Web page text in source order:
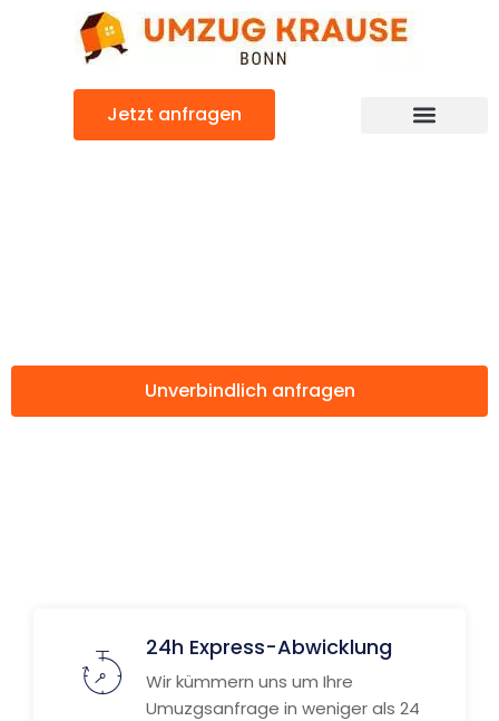
Jetzt anfragen
Unverbindlich anfragen
24h Express-Abwicklung
Wir kümmern uns um Ihre
Umuzgsanfrage in weniger als 24